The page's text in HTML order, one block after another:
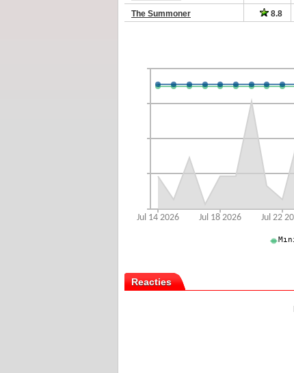
The Summoner
8.8
Reacties